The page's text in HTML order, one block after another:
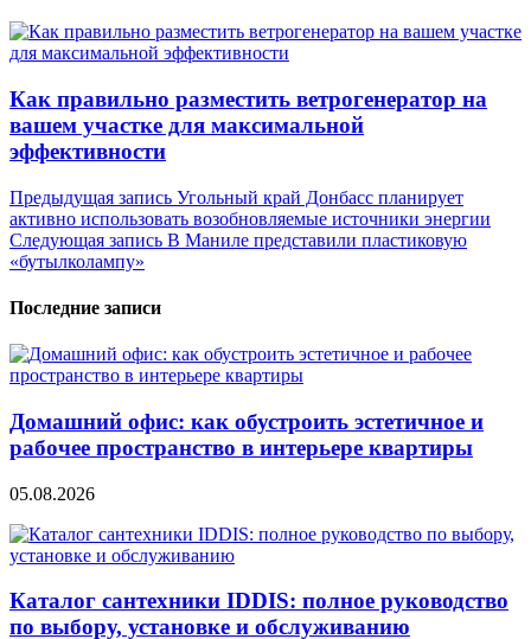
Как правильно разместить ветрогенератор на
вашем участке для максимальной
эффективности
Навигация
по
записям
Предыдущая запись Угольный край Донбасс планирует
активно использовать возобновляемые источники энергии
Следующая запись В Маниле представили пластиковую
«бутылколампу»
Последние записи
Домашний офис: как обустроить эстетичное и
рабочее пространство в интерьере квартиры
05.08.2026
Каталог сантехники IDDIS: полное руководство
по выбору, установке и обслуживанию